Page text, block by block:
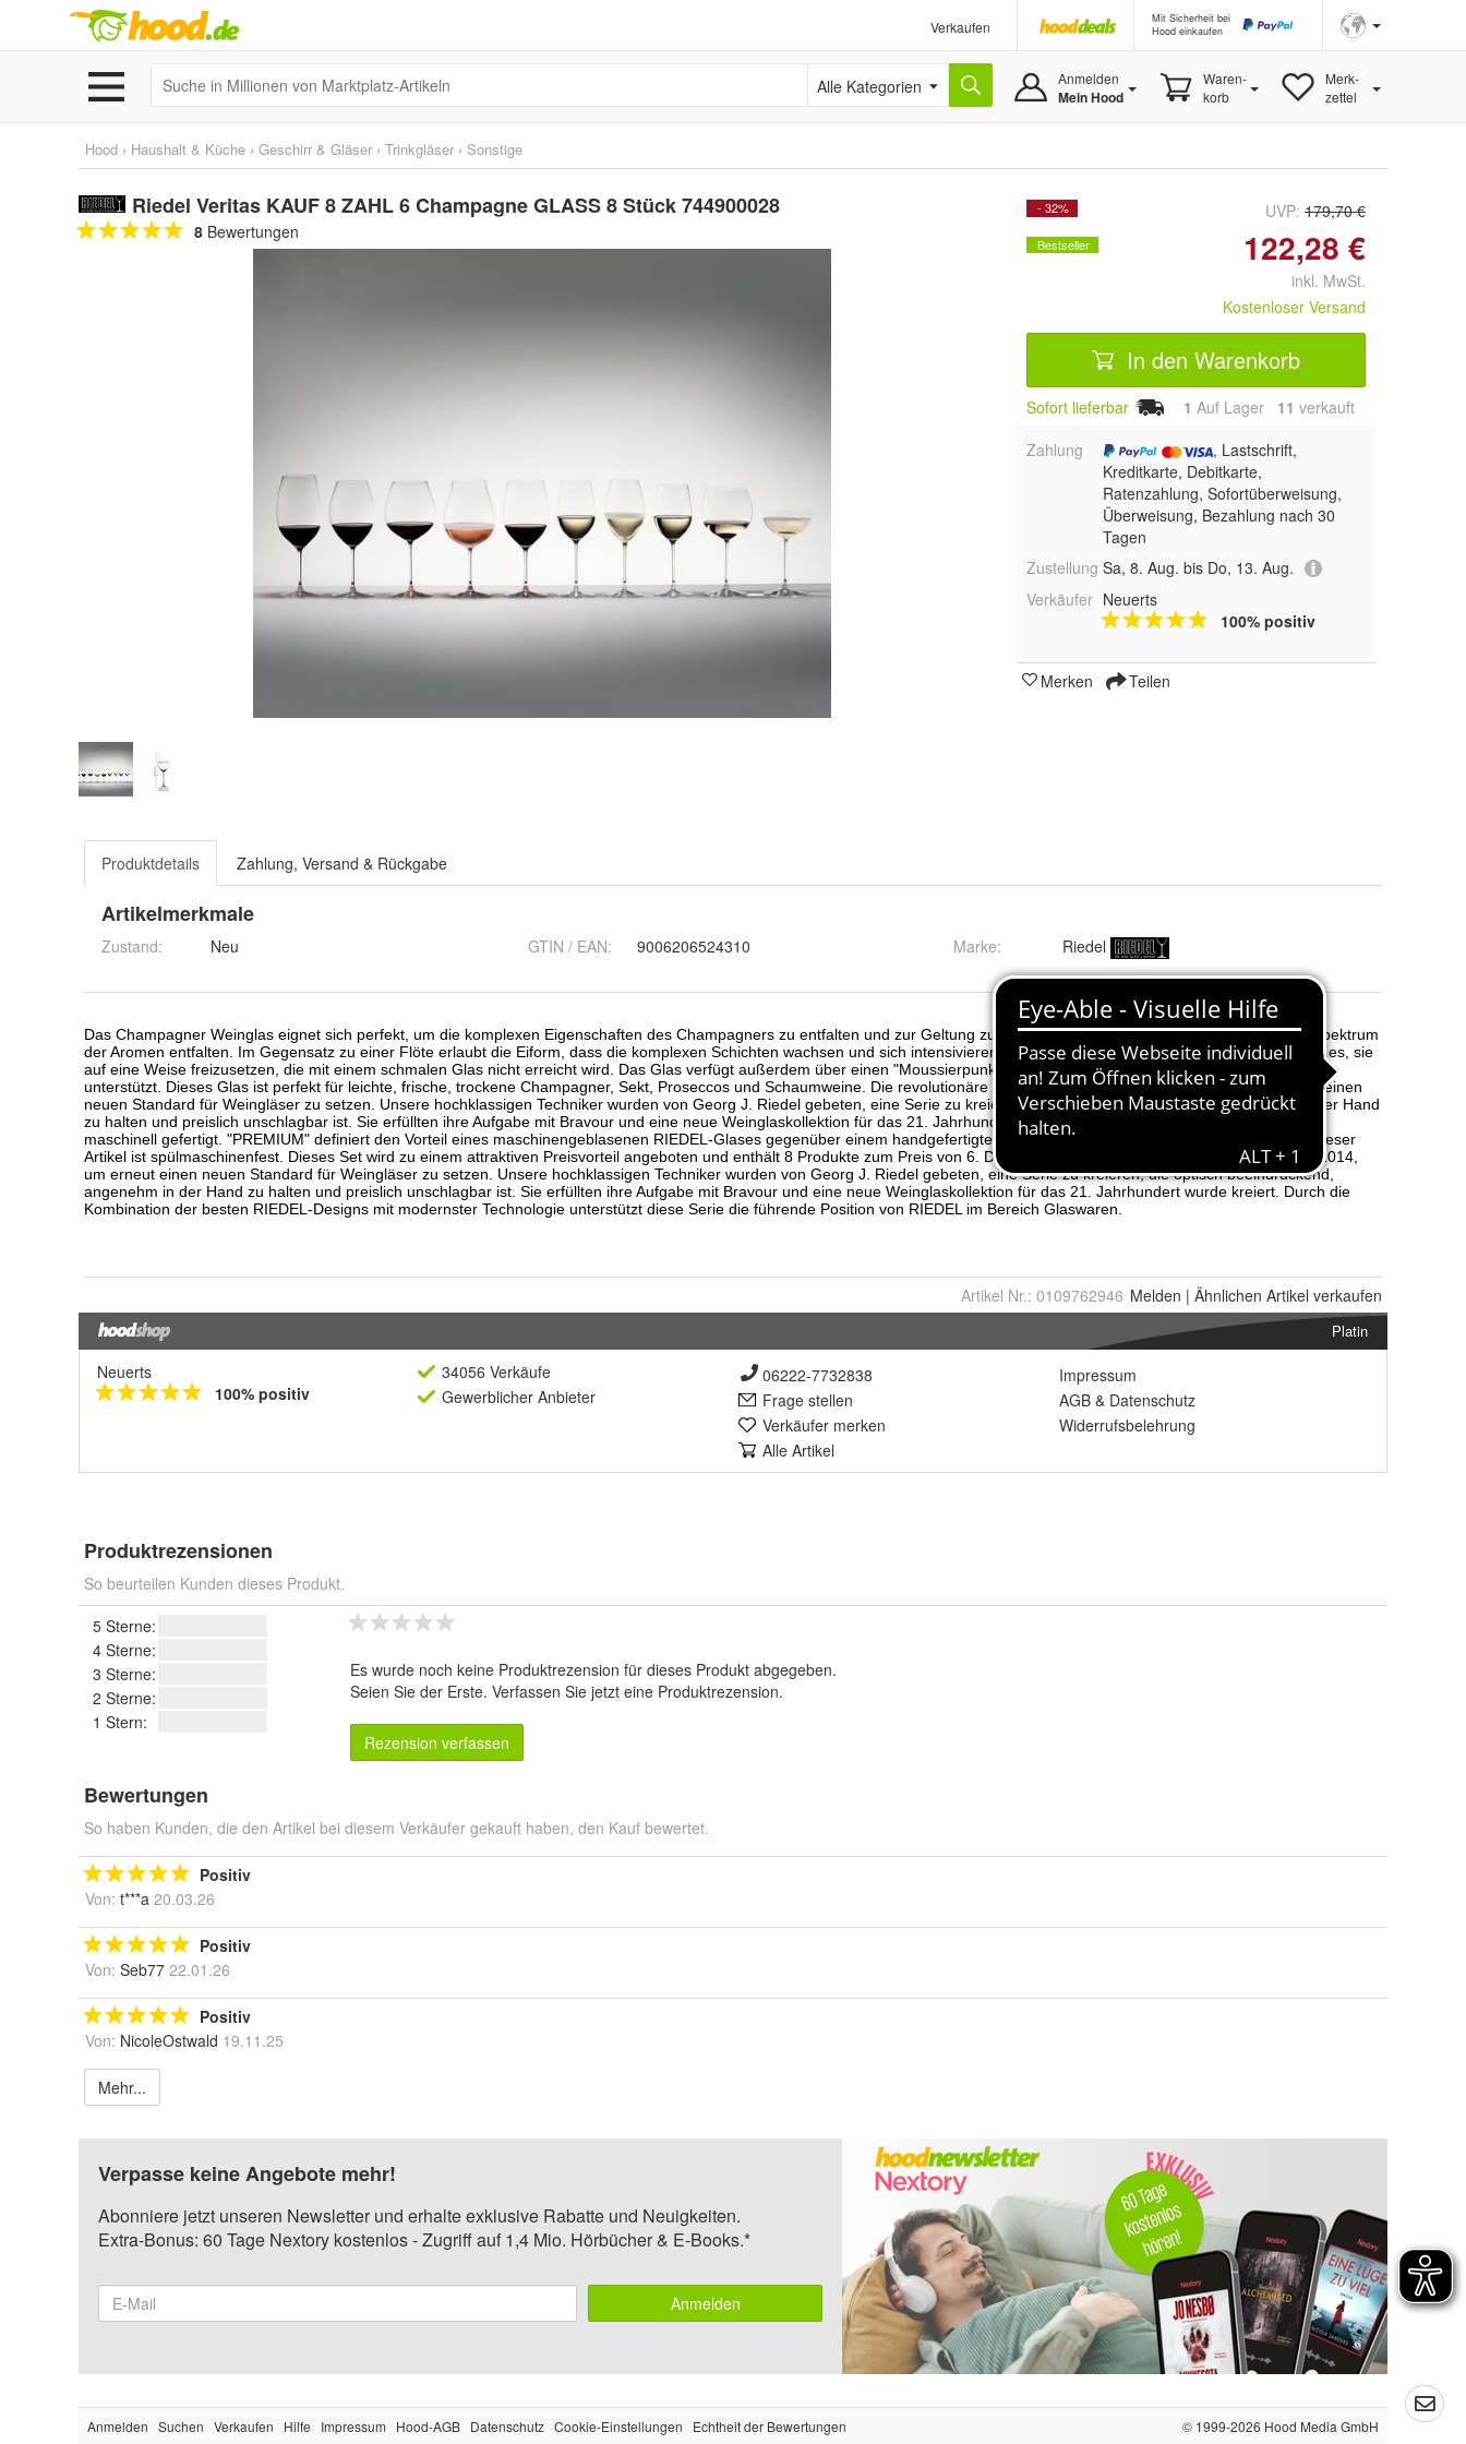
Verkaufen
Mit Sicherheit bei
Hood einkaufen
Alle Kategorien Anmelden
Mein Hood
Waren-
korb
Merk-
zettel
Hood › Haushalt & Küche › Geschirr & Gläser › Trinkgläser › Sonstige
Riedel Veritas KAUF 8 ZAHL 6 Champagne GLASS 8 Stück 744900028
8 Bewertungen
- 32% UVP: 179,70 €
Bestseller 122,28 €
inkl. MwSt.
Kostenloser Versand
In den Warenkorb
Sofort lieferbar 1 Auf Lager 11 verkauft
Zahlung
, Lastschrift,
Kreditkarte, Debitkarte,
Ratenzahlung, Sofortüberweisung,
Überweisung, Bezahlung nach 30
Tagen
Zustellung Sa, 8. Aug. bis Do, 13. Aug.
Verkäufer Neuerts
100% positiv
Merken Teilen
Produktdetails Zahlung, Versand & Rückgabe
Artikelmerkmale
Zustand: Neu GTIN / EAN: 9006206524310 Marke: Riedel
Artikel Nr.: 0109762946 Melden | Ähnlichen Artikel verkaufen
Platin
Neuerts
100% positiv
34056 Verkäufe
Gewerblicher Anbieter
06222-7732838
Frage stellen
Verkäufer merken
Alle Artikel
Impressum
AGB & Datenschutz
Widerrufsbelehrung
Produktrezensionen
So beurteilen Kunden dieses Produkt.
5 Sterne:
4 Sterne:
3 Sterne:
2 Sterne:
1 Stern:
Es wurde noch keine Produktrezension für dieses Produkt abgegeben.
Seien Sie der Erste. Verfassen Sie jetzt eine Produktrezension.
Rezension verfassen
Bewertungen
So haben Kunden, die den Artikel bei diesem Verkäufer gekauft haben, den Kauf bewertet.
Positiv
Von: t***a 20.03.26
Positiv
Von: Seb77 22.01.26
Positiv
Von: NicoleOstwald 19.11.25
Mehr...
Verpasse keine Angebote mehr!
Abonniere jetzt unseren Newsletter und erhalte exklusive Rabatte und Neuigkeiten.
Extra-Bonus: 60 Tage Nextory kostenlos - Zugriff auf 1,4 Mio. Hörbücher & E-Books.*
Anmelden
Anmelden Suchen Verkaufen Hilfe Impressum Hood-AGB Datenschutz Cookie-Einstellungen Echtheit der Bewertungen © 1999-2026 Hood Media GmbH